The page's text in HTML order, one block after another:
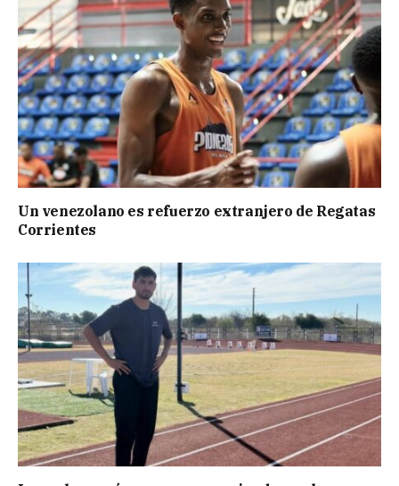
Un venezolano es refuerzo extranjero de Regatas
Corrientes